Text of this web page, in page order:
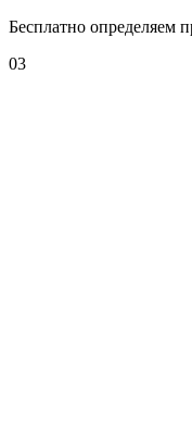
Бесплатно определяем
03